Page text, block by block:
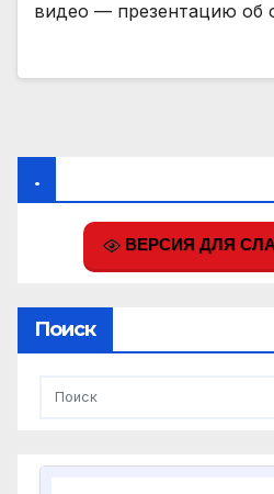
видео — презентацию об
.
ВЕРСИЯ ДЛЯ
Поиск